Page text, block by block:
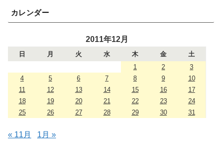
カレンダー
2011年12月
日 月 火 水 木 金
土
1
2
3
4
5 6 7 8 9
10
11
12 13 14 15 16
17
18
19 20 21 22 23
24
25
26 27 28 29 30 31
« 11月 1月 »